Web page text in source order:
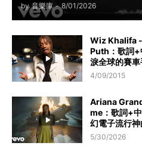
by 音樂庫 - 8/01/2026
Wiz Khalifa
Puth：歌詞+
淚全球的賽
4/09/2015
Ariana
me：歌詞+
幻電子流行神
5/30/2026